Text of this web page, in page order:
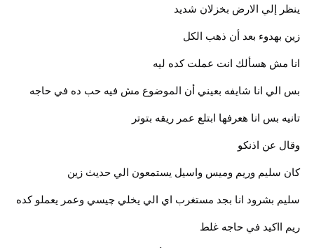
ينظر إلي الارض بخزلان شديد
زين بهدوء بعد أن ذهب الكل
انا مش هسألك انت عملت كده ليه
بس الي انا شايفه بعيني أن الموضوع مش فيه حب ده في حاجه
تانيه بس انا هعرفها ابتلع عمر ريقه بتوتر
وقال عن اذنكو
كان سليم وريم وميس واسيل يستمعون الي حديث زين
سليم بشرود انا بجد مستغرب اي الي يخلي چيسي وعمر يعملو كده
ريم ااكيد في حاجه غلط